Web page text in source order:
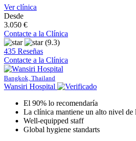
Ver clínica
Desde
3.050 €
Contacte a la Clínica
(9.3)
435 Reseñas
Contacte a la Clínica
Bangkok, Thailand
Wansiri Hospital
El 90% lo recomendaría
La clínica mantiene un alto nivel de
Well-equipped staff
Global hygiene standarts